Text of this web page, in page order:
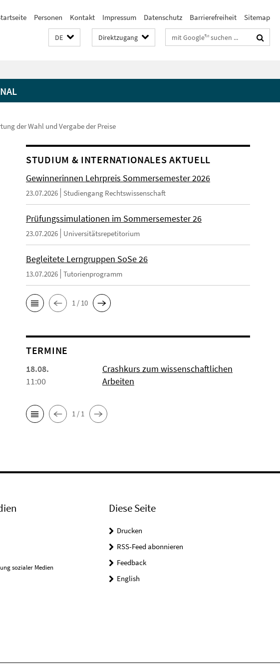
Personen Kontakt Impressum Datenschutz Barrierefreiheit Sitemap
DE Direktzugang Suchbegriffe
der Wahl und Vergabe der Preise
STUDIUM & INTERNATIONALES AKTUELL
Gewinnerinnen Lehrpreis Sommersemester 2026
23.07.2026 Studiengang Rechtswissenschaft
Prüfungssimulationen im Sommersemester 26
23.07.2026 Universitätsrepetitorium
Begleitete Lerngruppen SoSe 26
13.07.2026 Tutorienprogramm
1 / 10
TERMINE
18.08.
11:00
Crashkurs zum wissenschaftlichen
Arbeiten
1 / 1
sozialer Medien
Diese Seite
Drucken
RSS-Feed abonnieren
Feedback
English